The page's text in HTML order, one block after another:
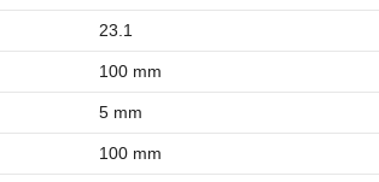
23.1
100 mm
5 mm
100 mm